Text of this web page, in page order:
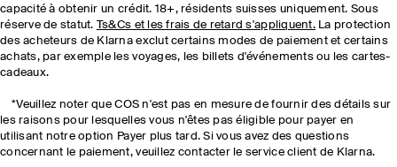
capacité à obtenir un crédit. 18+, résidents suisses uniquement. Sous
réserve de statut. Ts&Cs et les frais de retard s'appliquent.La protection
des acheteurs de Klarna exclut certains modes de paiement et certains
achats, par exemple les voyages, les billets d'événements ou les cartes-
cadeaux.
*Veuillez noter que COS n'est pas en mesure de fournir des détails sur
les raisons pour lesquelles vous n'êtes pas éligible pour payer en
utilisant notre option Payer plus tard. Si vous avez des questions
concernant le paiement, veuillez contacter le service client de Klarna.